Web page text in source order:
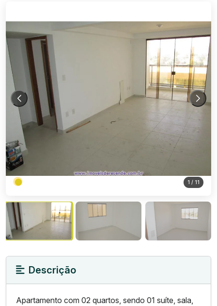
1 / 11
Descrição
Apartamento com 02 quartos, sendo 01 suíte, sala,